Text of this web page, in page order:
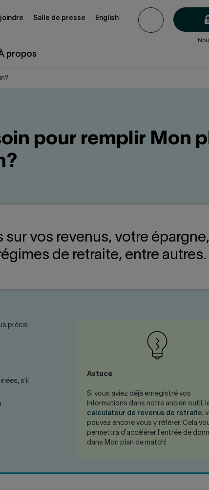
propos
joindre Salle de presse English
pour remplir Mon
vos revenus, votre épargne,
de retraite, entre autres.
précis
s'il
Astuce
Si vous aviez déjà enregistré vos
informations dans notre ancien outil,
calculateur de revenus de retraite,
pouvez encore vous y référer. Cela
permettra d'accélérer l'entrée de
dans Mon plan de match!